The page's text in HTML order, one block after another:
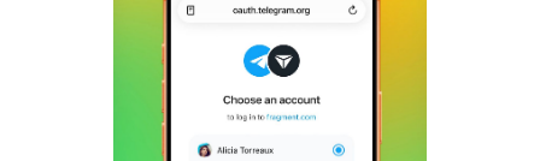
频内容完整指南